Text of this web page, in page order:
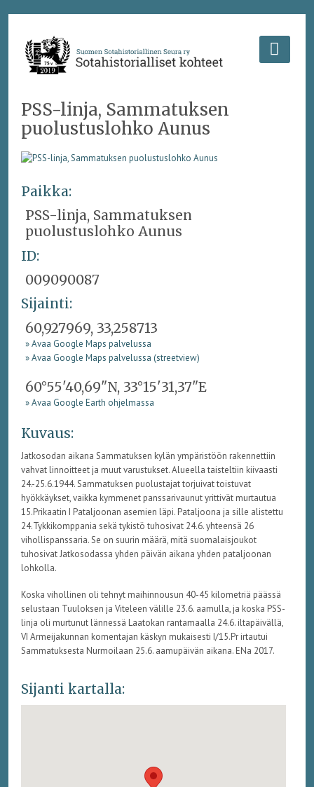
PSS-linja, Sammatuksen
puolustuslohko Aunus
Paikka:
PSS-linja, Sammatuksen
puolustuslohko Aunus
ID:
009090087
Sijainti:
60,927969, 33,258713
» Avaa Google Maps palvelussa
» Avaa Google Maps palvelussa (streetview)
60°55'40,69"N, 33°15'31,37"E
» Avaa Google Earth ohjelmassa
Kuvaus:
Jatkosodan aikana Sammatuksen kylän ympäristöön rakennettiin
vahvat linnoitteet ja muut varustukset. Alueella taisteltiin kiivaasti
24.-25.6.1944. Sammatuksen puolustajat torjuivat toistuvat
hyökkäykset, vaikka kymmenet panssarivaunut yrittivät murtautua
15.Prikaatin I Pataljoonan asemien läpi. Pataljoona ja sille alistettu
24.Tykkikomppania sekä tykistö tuhosivat 24.6. yhteensä 26
vihollispanssaria. Se on suurin määrä, mitä suomalaisjoukot
tuhosivat Jatkosodassa yhden päivän aikana yhden pataljoonan
lohkolla.
Koska vihollinen oli tehnyt maihinnousun 40-45 kilometriä päässä
selustaan Tuuloksen ja Viteleen välille 23.6. aamulla, ja koska PSS-
linja oli murtunut lännessä Laatokan rantamaalla 24.6. iltapäivällä,
VI Armeijakunnan komentajan käskyn mukaisesti I/15.Pr irtautui
Sammatuksesta Nurmoilaan 25.6. aamupäivän aikana. ENa 2017.
Sijanti kartalla: